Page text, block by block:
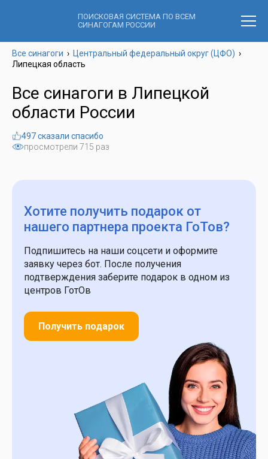
ПОИСКОВАЯ СИСТЕМА ПО ВСЕМ
СИНАГОГАМ РОССИИ
Все синагоги › Центральный федеральный округ (ЦФО) ›
Липецкая область
Все синагоги в Липецкой
области России
просмотрели 715 раз
497 сказали спасибо
Хотите получить подарок от
нашего партнера проекта ГоТов?
Подпишитесь на наши соцсети и оформите
заявку через бот. После получения
подтверждения заберите подарок в одном из
центров ГотОв
Получить подарок